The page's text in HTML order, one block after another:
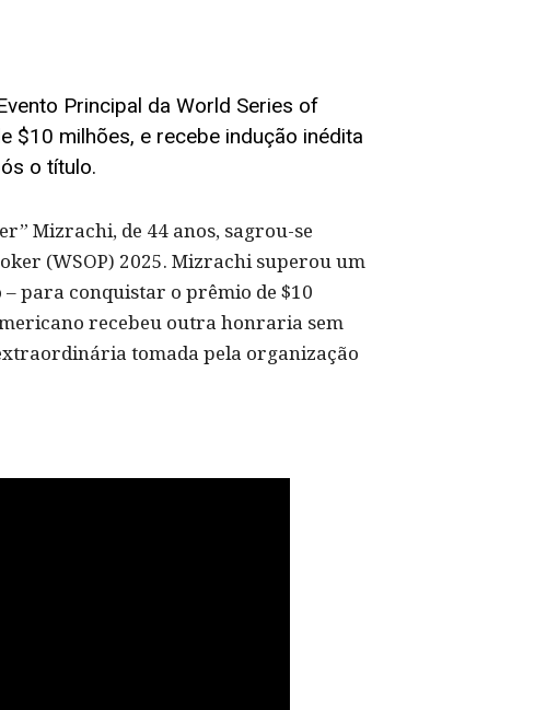
Principal da World Series of
$10 milhões, e recebe indução inédita
o título.
Mizrachi, de 44 anos, sagrou-se
(WSOP) 2025. Mizrachi superou um
para conquistar o prêmio de $10
recebeu outra honraria sem
tomada pela organização